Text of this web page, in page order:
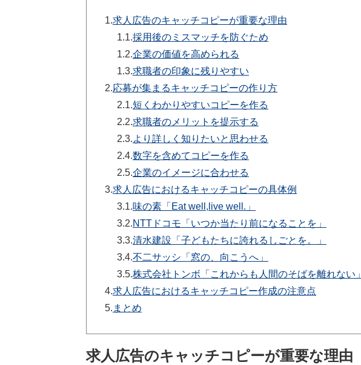
1.求人広告のキャッチコピーが重要な理由
1.1.採用後のミスマッチを防ぐため
1.2.企業の価値を高められる
1.3.求職者の印象に残りやすい
2.応募が集まるキャッチコピーの作り方
2.1.短くわかりやすいコピーを作る
2.2.求職者のメリットを提示する
2.3.より詳しく知りたいと思わせる
2.4.数字を含めてコピーを作る
2.5.企業のイメージに合わせる
3.求人広告におけるキャッチコピーの具体例
3.1.味の素「Eat well,live well.」
3.2.NTTドコモ「いつか当たり前になることを」
3.3.清水建設「子どもたちに誇れるしごとを。」
3.4.不二サッシ「窓の、向こうへ」
3.5.株式会社トンボ「これからも人間のそばを離れない」
4.求人広告におけるキャッチコピー作成の注意点
5. まとめ
求人広告のキャッチコピーが重要な理由